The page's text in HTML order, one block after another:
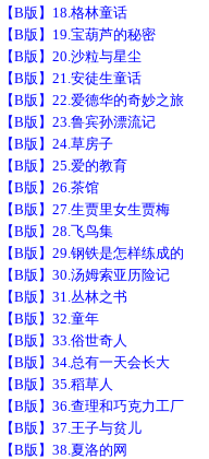
版】18.格林童话
版】19.宝葫芦的秘密
版】20.沙粒与星尘
版】21.安徒生童话
版】22.爱德华的奇妙之旅
版】23.鲁宾孙漂流记
版】24.草房子
版】25.爱的教育
版】26.茶馆
版】27.生贾里女生贾梅
版】28.飞鸟集
版】29.钢铁是怎样练成的
版】30.汤姆索亚历险记
版】31.丛林之书
版】32.童年
版】33.俗世奇人
版】34.总有一天会长大
版】35.稻草人
版】36.查理和巧克力工厂
版】37.王子与贫儿
版】38.夏洛的网